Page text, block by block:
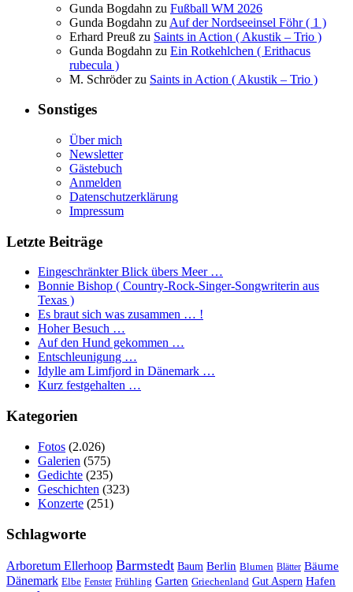
Gunda Bogdahn zu Fußball WM 2026
Gunda Bogdahn zu Auf der Nordseeinsel Föhr ( 1 )
Erhard Preuß zu Saints in Action ( Akustik – Trio )
Gunda Bogdahn zu Ein Rotkehlchen ( Erithacus
rubecula )
M. Schröderzu Saints in Action ( Akustik – Trio )
Sonstiges
Über mich
Newsletter
Gästebuch
Anmelden
Datenschutzerklärung
Impressum
Letzte Beiträge
Eingeschränkter Blick übers Meer …
Bonnie Bishop ( Country-Rock-Singer-Songwriterin aus
Texas )
Es braut sich was zusammen … !
Hoher Besuch …
Auf den Hund gekommen …
Entschleunigung …
Idylle am Limfjord in Dänemark …
Kurz festgehalten …
Kategorien
Fotos (2.026)
Galerien (575)
Gedichte (235)
Geschichten (323)
Konzerte (251)
Schlagworte
Arboretum Ellerhoop Barmstedt Baum Berlin Blumen Blätter Bäume
Dänemark Elbe Fenster Frühling Garten Griechenland Gut Aspern Hafen